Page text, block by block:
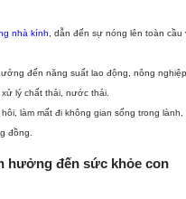
nhà kính , dẫn đến sự nóng lên toàn cầu
đến năng suất lao động, nông
lý chất thải, nước thải.
làm mất đi không gian sống trong lành,
đồng.
hưởng đến sức khỏe con